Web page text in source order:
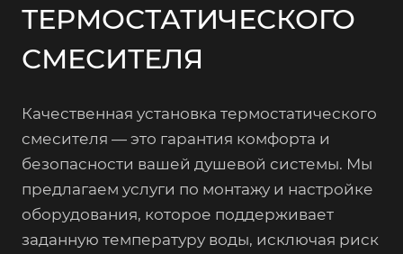
ТЕРМОСТАТИЧЕСКОГО
СМЕСИТЕЛЯ
Качественная установка термостатического
смесителя — это гарантия комфорта и
безопасности вашей душевой системы. Мы
предлагаем услуги по монтажу и настройке
оборудования, которое поддерживает
заданную температуру воды, исключая риск